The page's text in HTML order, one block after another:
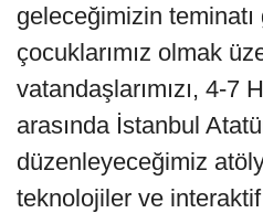
geleceğimizin
çocuklarımız olmak
vatandaşlarımızı, 4-7
arasında İstanbul
düzenleyeceğimiz
teknolojiler ve